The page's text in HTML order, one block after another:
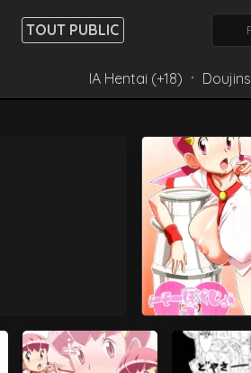
TOUT PUBLIC
IA Hentai (+18) ⸱ Doujins